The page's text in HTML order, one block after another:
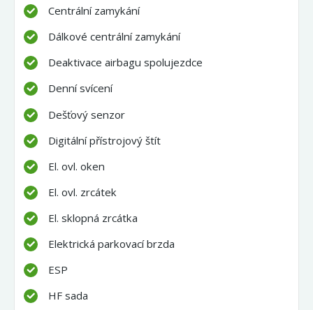
Centrální zamykání
Dálkové centrální zamykání
Deaktivace airbagu spolujezdce
Denní svícení
Dešťový senzor
Digitální přístrojový štít
El. ovl. oken
El. ovl. zrcátek
El. sklopná zrcátka
Elektrická parkovací brzda
ESP
HF sada